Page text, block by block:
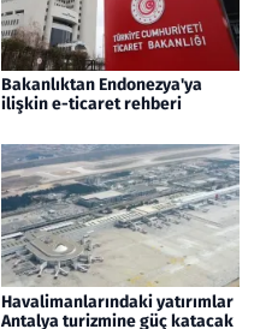
Bakanlıktan Endonezya'ya
ilişkin e-ticaret rehberi
Havalimanlarındaki yatırımlar
Antalya turizmine güç katacak